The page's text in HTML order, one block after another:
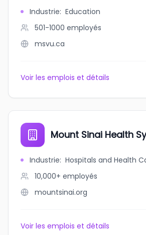
Industrie: Education
501-1000 employés
msvu.ca
Voir les emplois et détails
Mount Sinai Health
Industrie: Hospitals and Health
10,000+ employés
mountsinai.org
Voir les emplois et détails